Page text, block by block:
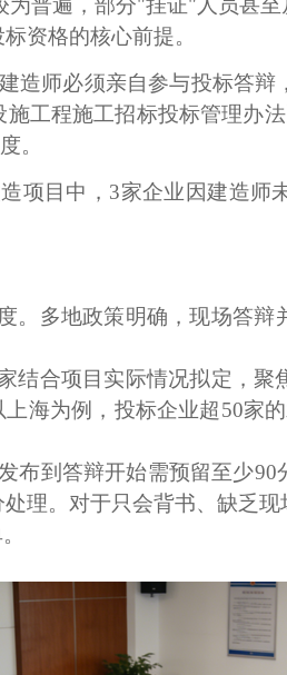
普遍，部分"挂证"人员甚
资格的核心前提。
造师必须亲自参与投标答
工程施工招标投标管理办
。
项目中， 3家企业因建造师
。多地政策明确，现场答
合项目实际情况拟定，聚
海为例，投标企业超50家
布到答辩开始需预留至少90
理。对于只会背书、缺乏